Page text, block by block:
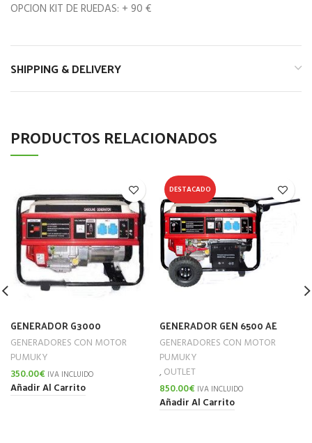
OPCION KIT DE RUEDAS: + 90 €
SHIPPING & DELIVERY
PRODUCTOS RELACIONADOS
GENERADOR G3000
GENERADORES CON MOTOR
PUMUKY
350.00€ IVA INCLUIDO
Añadir Al Carrito
DESTACADO
GENERADOR GEN 6500 AE
GENERADORES CON MOTOR
PUMUKY
,OUTLET
850.00€ IVA INCLUIDO
Añadir Al Carrito